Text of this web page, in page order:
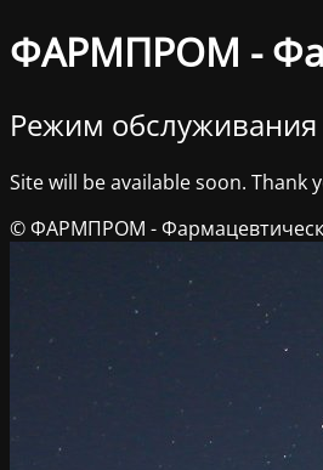
ФАРМПРОМ -
Режим обслуживания
Site will be available soon. Thank
© ФАРМПРОМ -